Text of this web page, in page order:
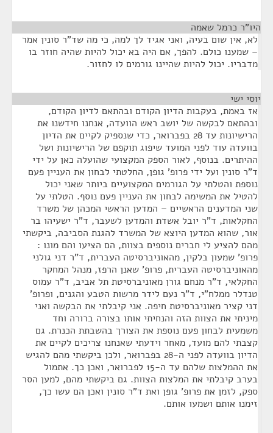
היו"ר כרמל שאמה
לא, אין שום בעיה, ואני אגיד לך למה, כי מה שד"ר סונין אמר
– שמענו כולם. להפך, אם היה בא יכול להיות שהיה חוזר בו
מדבריו. יכול להיות שהיינו גורמים לו לחזור.
יוסי ישי
אז באמת, בעקבות הדיון הקודם ובהתאם לדיון הקודם,
ובהתאם לבקשה של יושב ראש הוועדה, אנחנו חידשנו את
הרישיונות עד 28 בפברואר, כדי שנספיק לקיים את הדיון
בוועדה עוד לפני המועד שיפוג תוקפם של הרישיונות ושל
ההיתרים. בנוסף, לאור הספק המקצועי שהועלה כאן על ידי
ד"ר סונין ועל ידי פרופ' גופן, החלטתי לבחון את העניין פעם
נוספת והטלתי על הגורמים המקצועיים ביותר שאני יכול
להטיל את המשימה לבחון את העניין פעם נוסף. הטלתי על
שני המדענים הראשיים – המדען הראשי המכהן של משרד
החקלאות, ד"ר יובל אשדת והמדען לשעבר, ד"ר ישעיהו בר
אור, שהוא המדען היוצא של המשרד להגנת הסביבה, ביקשתי
מהם להציע לי חברים נוספים בצוות, הם הציעו והם מונו :
פרופ' שמעון בלקין, מהאוניברסיטה העברית, ד"ר דני גולני
מהאוניברסיטה העברית, פרופ' שאנן הרפז, מנהל המחקר
החקלאי, ד"ר מנחם גורן מאוניברסיטת תל אביב, ד"ר עמוס
טנדלר ממלח"י, ד"ר נעם לידר מרשות הטבע והגנים, ופרופ'
דני קציר מאוניברסיטת חיפה. אני קיבלתי את הבקשה ואני
מיניתי את הצוות הזה והנחיתי אותו בצורה ברורה וחד
משמעית לבחון פעם נוספת את הצורך בהשבתת הכנרת. גם
קצבתי להם מועד, מאחר וידעתי שאנחנו צריכים לקיים את
הדיון בוועדה לפני ה-28 בפברואר, ולכן ביקשתי מהם להגיש
את ההמלצות שלהם עד ה-15 לפברואר, ואכן כך. אתמול
בערב קיבלתי את המלצות הצוות. גם ביקשתי מהם, למען הסר
ספק, לזמן את פרופ' גופן ואת ד"ר סונין ואכן הם עשו כך,
זימנו אותם ושמעו אותם.